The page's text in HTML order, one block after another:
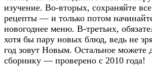
изучение. Во-вторых, сохраняйте
рецепты — и только потом
новогоднее меню. В-третьих,
хотя бы пару новых блюд, ведь не
год зовут Новым. Остальное можете
сборнику — проверено с 2010 года!